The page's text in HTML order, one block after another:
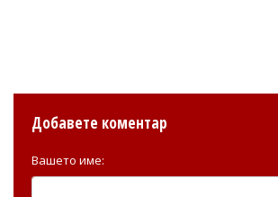
Добавете коментар
Вашето име: